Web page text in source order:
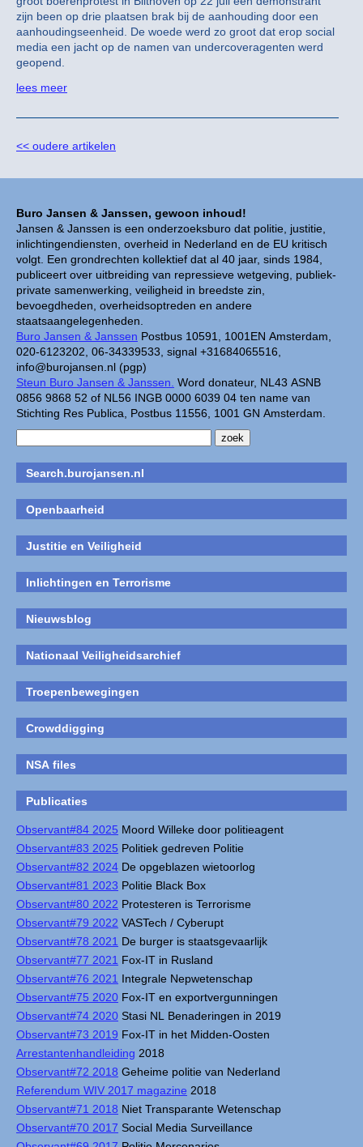
Buro Jansen & Janssen, gewoon inhoud!
Jansen & Janssen is een onderzoeksburo dat politie, justitie,
inlichtingendiensten, overheid in Nederland en de EU kritisch
volgt. Een grondrechten kollektief dat al 40 jaar, sinds 1984,
publiceert over uitbreiding van repressieve wetgeving, publiek-
private samenwerking, veiligheid in breedste zin,
bevoegdheden, overheidsoptreden en andere
staatsaangelegenheden.
Buro Jansen & Janssen Postbus 10591, 1001EN Amsterdam,
020-6123202, 06-34339533, signal +31684065516,
info@burojansen.nl (pgp)
Steun Buro Jansen & Janssen. Word donateur, NL43 ASNB
0856 9868 52 of NL56 INGB 0000 6039 04 ten name van
Stichting Res Publica, Postbus 11556, 1001 GN Amsterdam.
Search.burojansen.nl
Openbaarheid
Justitie en Veiligheid
Inlichtingen en Terrorisme
Nieuwsblog
Nationaal Veiligheidsarchief
Troepenbewegingen
Crowddigging
NSA files
Publicaties
Observant#84 2025 Moord Willeke door politieagent
Observant#83 2025 Politiek gedreven Politie
Observant#82 2024 De opgeblazen wietoorlog
Observant#81 2023 Politie Black Box
Observant#80 2022 Protesteren is Terrorisme
Observant#79 2022 VASTech / Cyberupt
Observant#78 2021 De burger is staatsgevaarlijk
Observant#77 2021 Fox-IT in Rusland
Observant#76 2021 Integrale Nepwetenschap
Observant#75 2020 Fox-IT en exportvergunningen
Observant#74 2020 Stasi NL Benaderingen in 2019
Observant#73 2019 Fox-IT in het Midden-Oosten
Arrestantenhandleiding 2018
Observant#72 2018 Geheime politie van Nederland
Referendum WIV 2017 magazine 2018
Observant#71 2018 Niet Transparante Wetenschap
Observant#70 2017 Social Media Surveillance
zijn been op drie plaatsen brak bij de aanhouding door een
aanhoudingseenheid. De woede werd zo groot dat erop social
media een jacht op de namen van undercoveragenten werd
geopend.
lees meer
<< oudere artikelen